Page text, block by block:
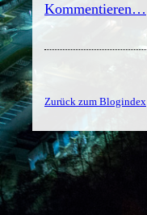
Kommentieren…
Zurück zum Blogindex